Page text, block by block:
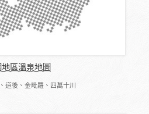
地區溫泉地圖
道後、金毗羅、四萬十川